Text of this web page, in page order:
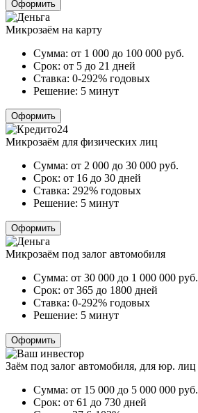
Оформить
Микрозаём на карту
Сумма: от 1 000 до 100 000 руб.
Срок: от 5 до 21 дней
Ставка: 0-292% годовых
Решение: 5 минут
Оформить
Микрозаём для физических лиц
Сумма: от 2 000 до 30 000 руб.
Срок: от 16 до 30 дней
Ставка: 292% годовых
Решение: 5 минут
Оформить
Микрозаём под залог автомобиля
Сумма: от 30 000 до 1 000 000 руб.
Срок: от 365 до 1800 дней
Ставка: 0-292% годовых
Решение: 5 минут
Оформить
Заём под залог автомобиля, для юр. лиц
Сумма: от 15 000 до 5 000 000 руб.
Срок: от 61 до 730 дней